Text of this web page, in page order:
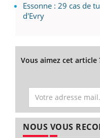
Essonne : 29 cas de
d'Evry
Vous aimez cet article
NOUS VOUS